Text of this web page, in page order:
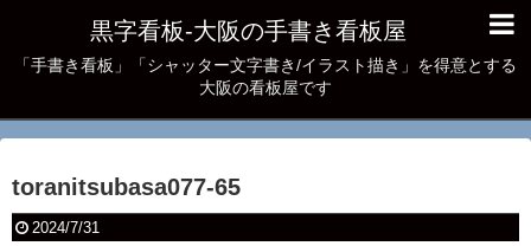
黒字看板‐大阪の手書き看板屋
「手書き看板」「シャッター文字書き/イラスト描き」を得意とする
大阪の看板屋です
toranitsubasa077-65
2024/7/31